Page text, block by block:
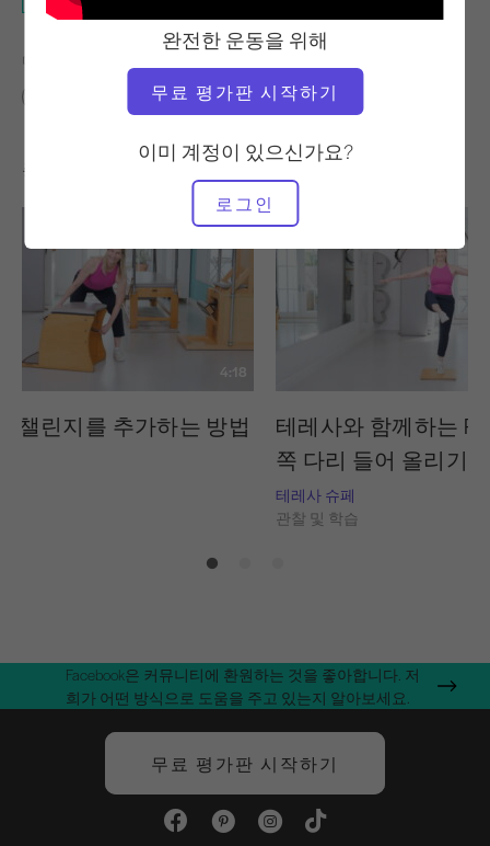
완전한 운동을 위해
무료 평가판 시작하기
이미 계정이 있으신가요?
로그인
다음에 대한 유사한 클래스 찾기
20~30분 매트
좋아할 만한 다른 운동
4:18
챌린지를 추가하는 방법
테레사와 함께하는
쪽 다리 들어 올리기
테레사 슈페
관찰 및 학습
Facebook은 커뮤니티에 환원하는 것을 좋아합니다. 저
희가 어떤 방식으로 도움을 주고 있는지 알아보세요.
무료 평가판 시작하기